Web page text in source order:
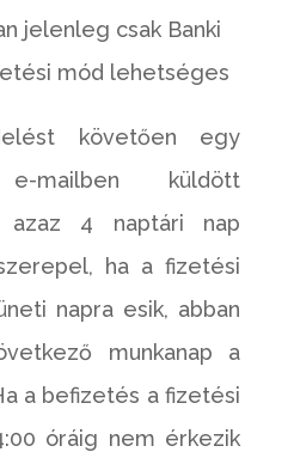
jelenleg csak Banki
mód lehetséges
követően egy
e-mailben küldött
azaz 4 naptári nap
ha a fizetési
napra esik, abban
munkanap a
a befizetés a fizetési
óráig nem érkezik